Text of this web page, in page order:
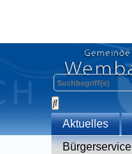
Aktuelles
Bürgerservice